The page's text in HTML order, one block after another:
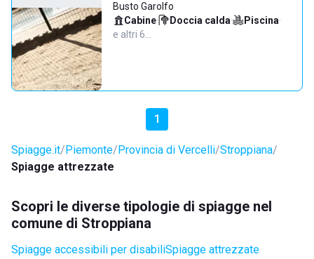
Busto Garolfo
Cabine· Doccia calda· Piscina·
e altri 6…
1
Spiagge.it Piemonte Provincia di Vercelli Stroppiana
Spiagge attrezzate
Scopri le diverse tipologie di spiagge nel
comune di Stroppiana
Spiagge accessibili per disabiliSpiagge attrezzate